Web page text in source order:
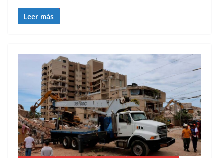
Leer más